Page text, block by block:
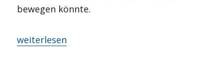
bewegen könnte.
„Mit dem Schattenkad(av)er auf die Hüpfburg?“
weiterlesen